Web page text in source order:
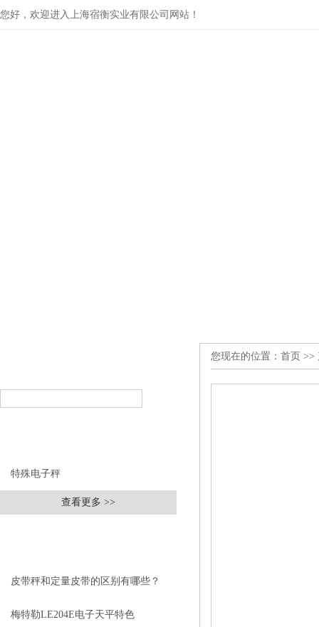
您好，欢迎进入上海宿衡实业有限公司网站！
特殊电子秤
查看更多 >>
皮带秤和定量皮带的区别有哪些？
梅特勒LE204E电子天平特色
您现在的位置： 首页 >>